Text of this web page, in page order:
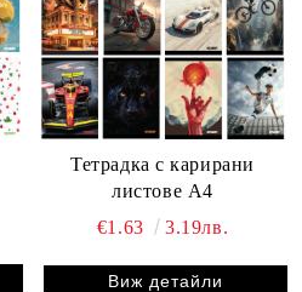
Тетрадка с карирани
листове А4
€1.63
3.19лв.
Виж детайли